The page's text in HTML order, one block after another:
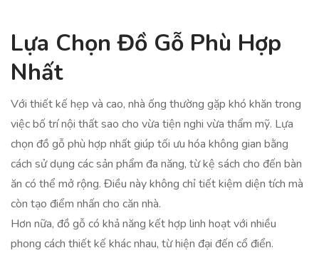
Lựa Chọn Đồ Gỗ Phù Hợp
Nhất
Với thiết kế hẹp và cao, nhà ống thường gặp khó khăn trong
việc bố trí nội thất sao cho vừa tiện nghi vừa thẩm mỹ. Lựa
chọn đồ gỗ phù hợp nhất giúp tối ưu hóa không gian bằng
cách sử dụng các sản phẩm đa năng, từ kệ sách cho đến bàn
ăn có thể mở rộng. Điều này không chỉ tiết kiệm diện tích mà
còn tạo điểm nhấn cho căn nhà.
Hơn nữa, đồ gỗ có khả năng kết hợp linh hoạt với nhiều
phong cách thiết kế khác nhau, từ hiện đại đến cổ điển.